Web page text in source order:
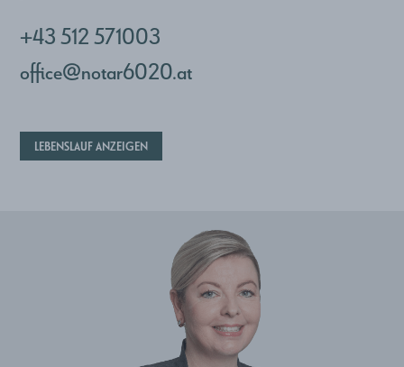
+43 512 571003
office@notar6020.at
LEBENSLAUF ANZEIGEN